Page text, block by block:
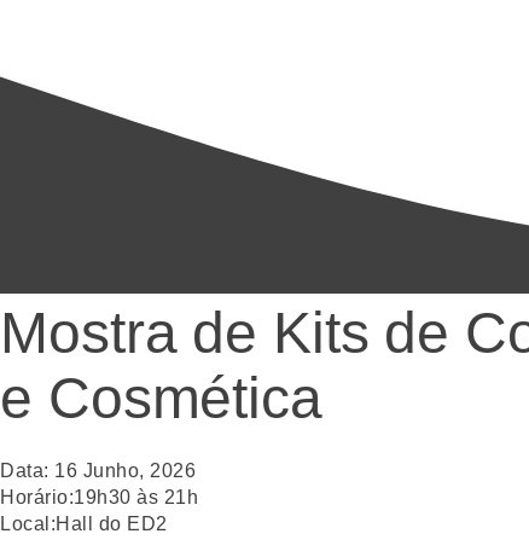
Mostra de Kits de
e Cosmética
Data: 16 Junho, 2026
Horário:19h30 às 21h
Local:Hall do ED2